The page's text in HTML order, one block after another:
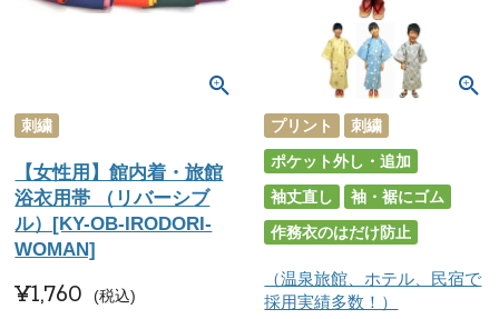
刺繍
【女性用】館内着・旅館
浴衣用帯 （リバーシブ
ル）[KY-OB-IRODORI-
WOMAN]
¥1,760 税込
プリント
刺繍
ポケット外し・追加
袖丈直し
袖・裾にゴム
作務衣のはだけ防止
（温泉旅館、ホテル、民宿で
採用実績多数！）